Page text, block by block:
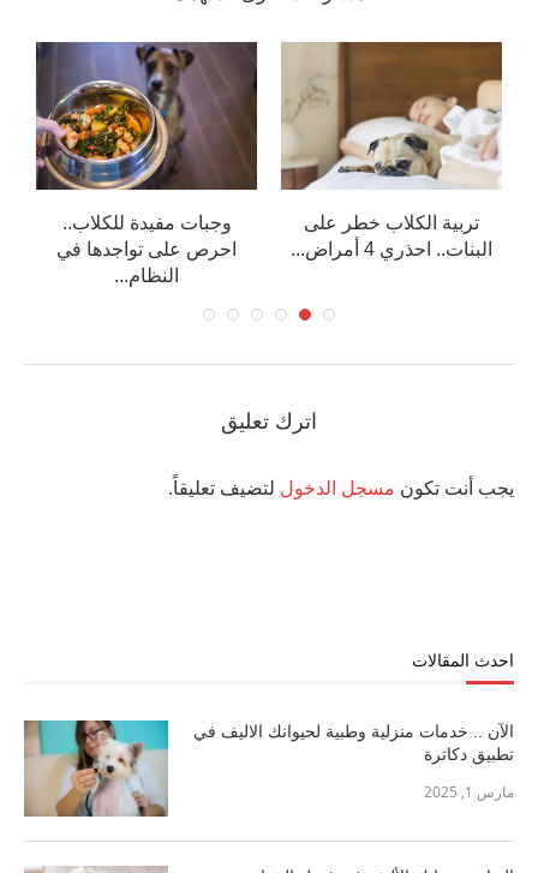
تربية الكلاب خطر على
البنات.. احذري 4 أمراض...
وجبات مفيدة للكلاب..
احرص على تواجدها في
النظام...
اترك تعليق
يجب أنت تكون مسجل الدخول لتضيف تعليقاً.
احدث المقالات
الآن .. خدمات منزلية وطبية لحيوانك الاليف في
تطبيق دكاترة
مارس 1, 2025